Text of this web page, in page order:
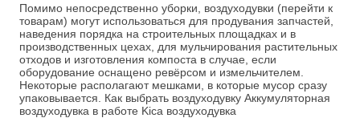
Помимо непосредственно уборки, воздуходувки (перейти к
товарам) могут использоваться для продувания запчастей,
наведения порядка на строительных площадках и в
производственных цехах, для мульчирования растительных
отходов и изготовления компоста в случае, если
оборудование оснащено ревёрсом и измельчителем.
Некоторые располагают мешками, в которые мусор сразу
упаковывается. Как выбрать воздуходувку Аккумуляторная
воздуходувка в работе Kica воздуходувка